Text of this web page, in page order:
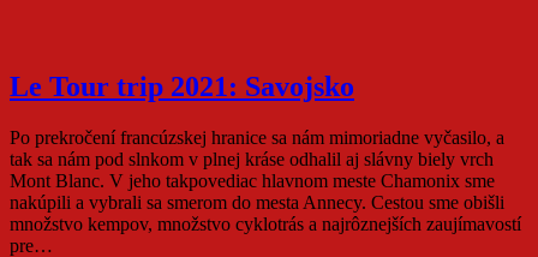
Le Tour trip 2021: Savojsko
Po prekročení francúzskej hranice sa nám mimoriadne vyčasilo, a
tak sa nám pod slnkom v plnej kráse odhalil aj slávny biely vrch
Mont Blanc. V jeho takpovediac hlavnom meste Chamonix sme
nakúpili a vybrali sa smerom do mesta Annecy. Cestou sme obišli
množstvo kempov, množstvo cyklotrás a najrôznejších zaujímavostí
pre…